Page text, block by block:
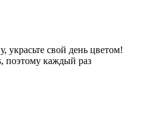
украсьте свой день цветом!
поэтому каждый раз